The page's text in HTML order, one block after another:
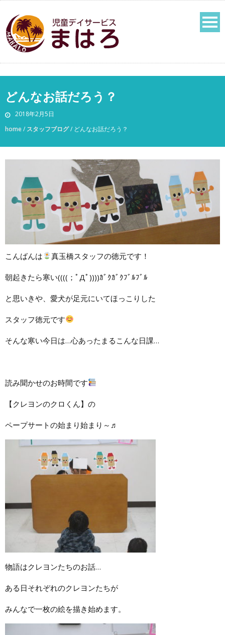
どんなお話だろう？
2018年2月5日
home/ スタッフブログ/ どんなお話だろう？
こんばんは 真玉橋スタッフの徳元です！
朝起きたら寒い((((；ﾟДﾟ))))ｶﾞｸｶﾞｸﾌﾞﾙﾌﾞﾙ
と思いきや、愛犬が足元にいてほっこりした
スタッフ徳元です
そんな寒い今日は…心あったまるこんな日課…
読み聞かせのお時間です
【クレヨンのクロくん】の
ペープサートの始まり始まり～♬
物語はクレヨンたちのお話…
ある日それぞれのクレヨンたちが
みんなで一枚の絵を描き始めます。